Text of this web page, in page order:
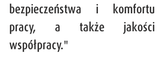
bezpieczeństwa i komfortu
pracy, a także jakości
współpracy."